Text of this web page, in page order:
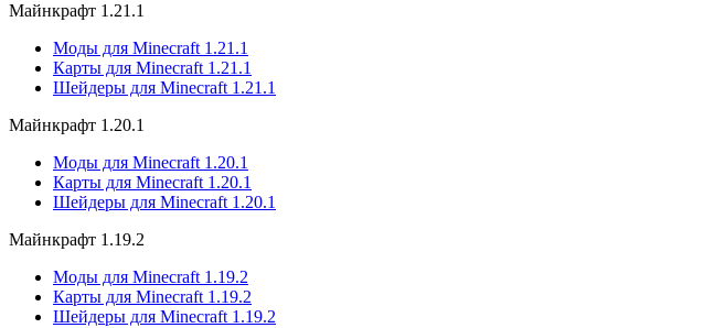
Майнкрафт 1.21.1
Моды для Minecraft 1.21.1
Карты для Minecraft 1.21.1
Шейдеры для Minecraft 1.21.1
Майнкрафт 1.20.1
Моды для Minecraft 1.20.1
Карты для Minecraft 1.20.1
Шейдеры для Minecraft 1.20.1
Майнкрафт 1.19.2
Моды для Minecraft 1.19.2
Карты для Minecraft 1.19.2
Шейдеры для Minecraft 1.19.2